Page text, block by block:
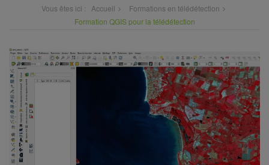
Vous êtes ici : Accueil
Formations en télédétection
Formation QGIS pour la télédétection